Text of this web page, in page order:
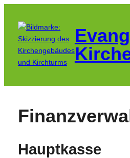
Inhalt
springen
Hauptkasse